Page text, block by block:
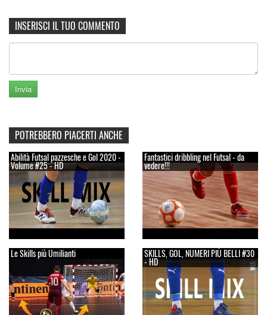
INSERISCI IL TUO COMMENTO
POTREBBERO PIACERTI ANCHE
Abilità Futsal pazzesche e Gol 2020 -
Volume #25 - HD
Fantastici dribbling nel Futsal - da
vedere!!!
Le Skills più Umilianti SKILLS, GOL, NUMERI PIÙ BELLI #30
- HD